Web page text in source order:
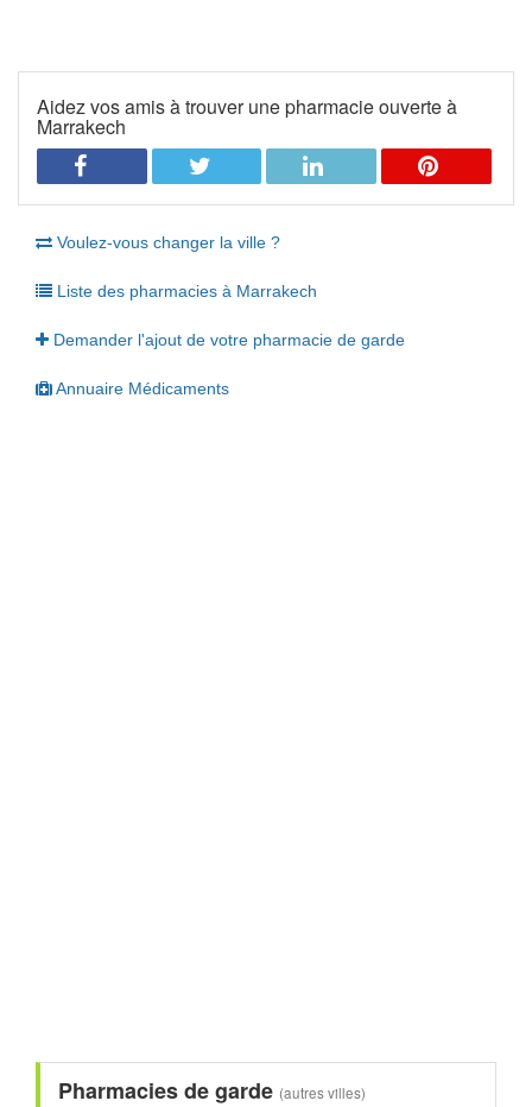
Aidez vos amis à trouver une pharmacie ouverte à
Marrakech
Voulez-vous changer la ville ?
Liste des pharmacies à Marrakech
Demander l'ajout de votre pharmacie de garde
Annuaire Médicaments
Pharmacies de garde (autres villes)